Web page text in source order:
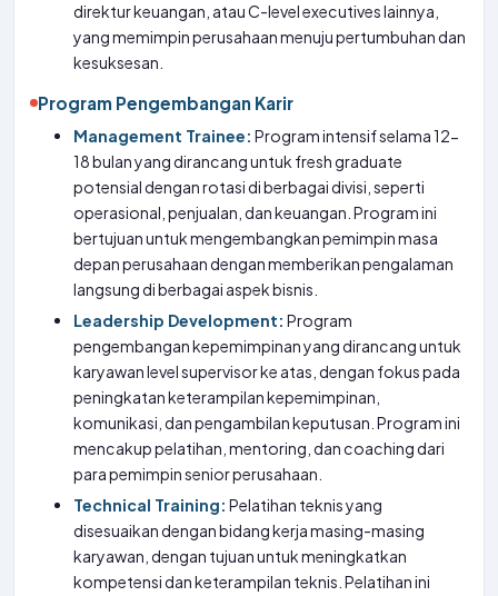
direktur keuangan, atau C-level executives lainnya,
yang memimpin perusahaan menuju pertumbuhan dan
kesuksesan.
Program Pengembangan Karir
Management Trainee: Program intensif selama 12-
18 bulan yang dirancang untuk fresh graduate
potensial dengan rotasi di berbagai divisi, seperti
operasional, penjualan, dan keuangan. Program ini
bertujuan untuk mengembangkan pemimpin masa
depan perusahaan dengan memberikan pengalaman
langsung di berbagai aspek bisnis.
Leadership Development: Program
pengembangan kepemimpinan yang dirancang untuk
karyawan level supervisor ke atas, dengan fokus pada
peningkatan keterampilan kepemimpinan,
komunikasi, dan pengambilan keputusan. Program ini
mencakup pelatihan, mentoring, dan coaching dari
para pemimpin senior perusahaan.
Technical Training: Pelatihan teknis yang
disesuaikan dengan bidang kerja masing-masing
karyawan, dengan tujuan untuk meningkatkan
kompetensi dan keterampilan teknis. Pelatihan ini